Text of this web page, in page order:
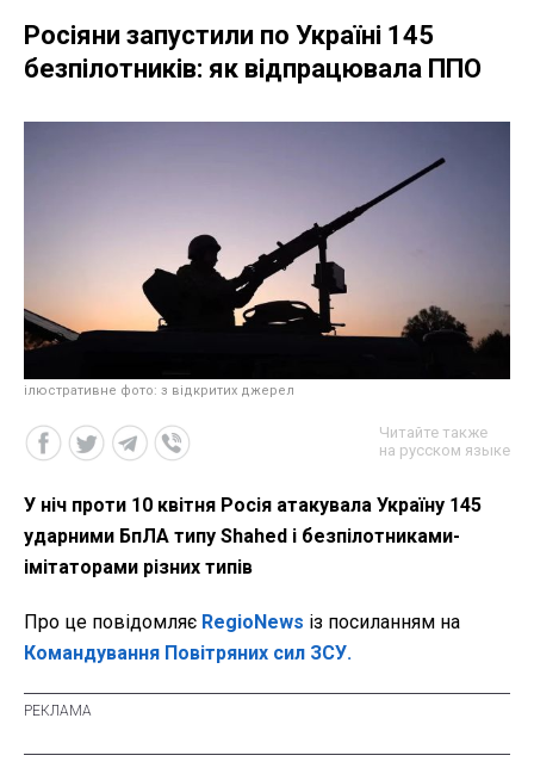
Росіяни запустили по Україні 145
безпілотників: як відпрацювала ППО
ілюстративне фото: з відкритих джерел
Читайте также
на русском языке
У ніч проти 10 квітня Росія атакувала Україну 145
ударними БпЛА типу Shahed і безпілотниками-
імітаторами різних типів
Про це повідомляє RegioNews із посиланням на
Командування Повітряних сил ЗСУ.